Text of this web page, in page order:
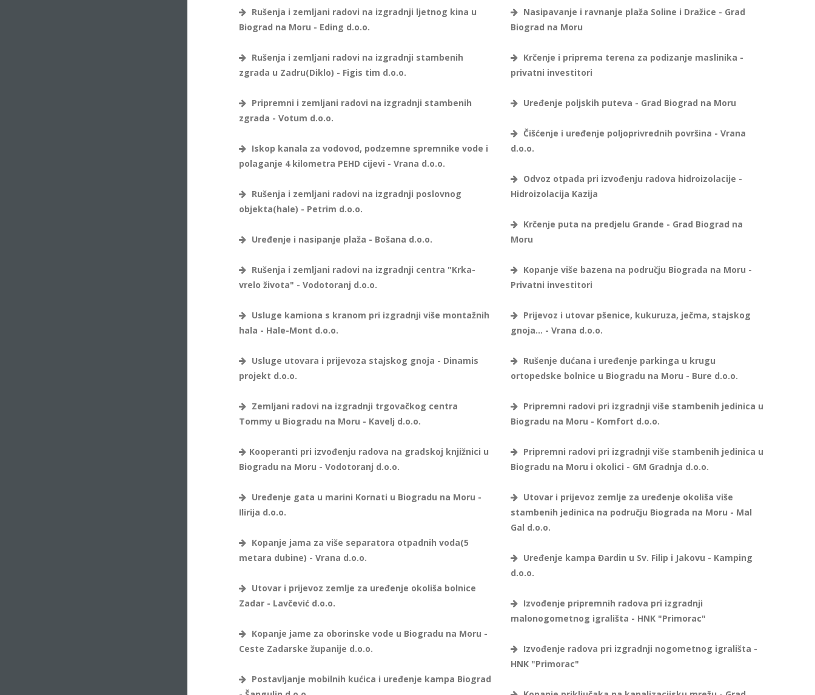
Rušenja i zemljani radovi na izgradnji ljetnog kina u
Biograd na Moru - Eding d.o.o.
Rušenja i zemljani radovi na izgradnji stambenih
zgrada u Zadru(Diklo) - Figis tim d.o.o.
Pripremni i zemljani radovi na izgradnji stambenih
zgrada - Votum d.o.o.
Iskop kanala za vodovod, podzemne spremnike vode i
polaganje 4 kilometra PEHD cijevi - Vrana d.o.o.
Rušenja i zemljani radovi na izgradnji poslovnog
objekta(hale) - Petrim d.o.o.
Uređenje i nasipanje plaža - Bošana d.o.o.
Rušenja i zemljani radovi na izgradnji centra "Krka-
vrelo života" - Vodotoranj d.o.o.
Usluge kamiona s kranom pri izgradnji više montažnih
hala - Hale-Mont d.o.o.
Usluge utovara i prijevoza stajskog gnoja - Dinamis
projekt d.o.o.
Zemljani radovi na izgradnji trgovačkog centra
Tommy u Biogradu na Moru - Kavelj d.o.o.
Kooperanti pri izvođenju radova na gradskoj knjižnici u
Biogradu na Moru - Vodotoranj d.o.o.
Uređenje gata u marini Kornati u Biogradu na Moru -
Ilirija d.o.o.
Kopanje jama za više separatora otpadnih voda(5
metara dubine) - Vrana d.o.o.
Utovar i prijevoz zemlje za uređenje okoliša bolnice
Zadar - Lavčević d.o.o.
Kopanje jame za oborinske vode u Biogradu na Moru -
Ceste Zadarske županije d.o.o.
Postavljanje mobilnih kućica i uređenje kampa Biograd
Nasipavanje i ravnanje plaža Soline i Dražice - Grad
Biograd na Moru
Krčenje i priprema terena za podizanje maslinika -
privatni investitori
Uređenje poljskih puteva - Grad Biograd na Moru
Čišćenje i uređenje poljoprivrednih površina - Vrana
d.o.o.
Odvoz otpada pri izvođenju radova hidroizolacije -
Hidroizolacija Kazija
Krčenje puta na predjelu Grande - Grad Biograd na
Moru
Kopanje više bazena na području Biograda na Moru -
Privatni investitori
Prijevoz i utovar pšenice, kukuruza, ječma, stajskog
gnoja... - Vrana d.o.o.
Rušenje dućana i uređenje parkinga u krugu
ortopedske bolnice u Biogradu na Moru - Bure d.o.o.
Pripremni radovi pri izgradnji više stambenih jedinica u
Biogradu na Moru - Komfort d.o.o.
Pripremni radovi pri izgradnji više stambenih jedinica u
Biogradu na Moru i okolici - GM Gradnja d.o.o.
Utovar i prijevoz zemlje za uređenje okoliša više
stambenih jedinica na području Biograda na Moru - Mal
Gal d.o.o.
Uređenje kampa Đardin u Sv. Filip i Jakovu - Kamping
d.o.o.
Izvođenje pripremnih radova pri izgradnji
malonogometnog igrališta - HNK "Primorac"
Izvođenje radova pri izgradnji nogometnog igrališta -
HNK "Primorac"